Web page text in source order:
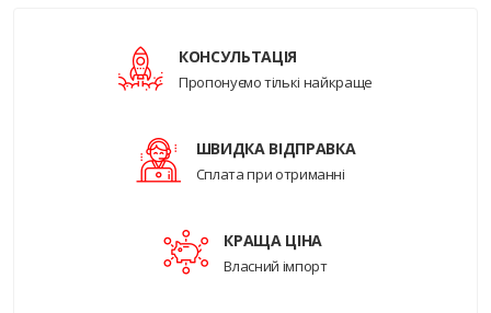
КОНСУЛЬТАЦІЯ
Пропонуємо тількі найкраще
ШВИДКА ВІДПРАВКА
Сплата при отриманні
КРАЩА ЦІНА
Власний імпорт